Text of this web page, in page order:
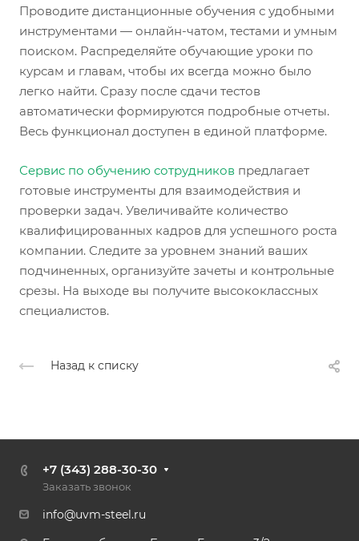
Проводите дистанционные обучения с удобными
инструментами — онлайн-чатом, тестами и умным
поиском. Распределяйте обучающие уроки по
курсам и главам, чтобы их всегда можно было
легко найти. Сразу после сдачи тестов
автоматически формируются подробные отчеты.
Весь функционал доступен в единой платформе.
Сервис по обучению сотрудников предлагает
готовые инструменты для взаимодействия и
проверки задач. Увеличивайте количество
квалифицированных кадров для успешного роста
компании. Следите за уровнем знаний ваших
подчиненных, организуйте зачеты и контрольные
срезы. На выходе вы получите высококлассных
специалистов.
Назад к списку
+7 (343) 288-30-30
Заказать звонок
info@uvm-steel.ru